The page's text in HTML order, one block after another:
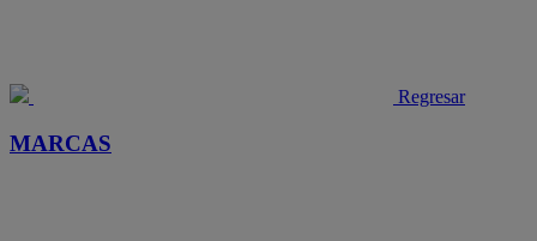
Regresar
MARCAS